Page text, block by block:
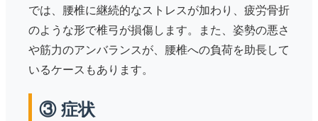
では、腰椎に継続的なストレスが加わり、疲労骨折
のような形で椎弓が損傷します。また、姿勢の悪さ
や筋力のアンバランスが、腰椎への負荷を助長して
いるケースもあります。
③ 症状